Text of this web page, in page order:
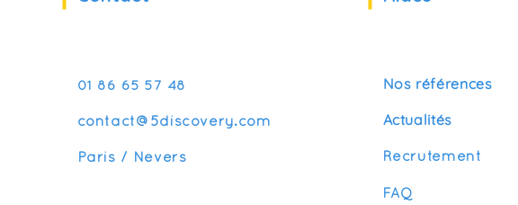
01 86 65 57 48
contact@5discovery.com
Paris / Nevers
Nos références
Actualités
Recrutement
FAQ